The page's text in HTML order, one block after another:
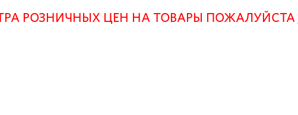
РОЗНИЧНЫХ ЦЕН НА ТОВАРЫ ПОЖАЛУЙСТА